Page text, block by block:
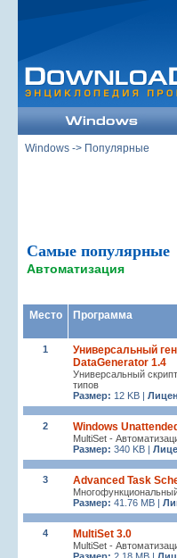
Windows -> Популярные
Самые популярные
Автоматизация
Место Программа
1
Универсальный
DataGenerator 1.4
Универсальный
типов
Размер: 12 KB |
2 Windows
MultiSet -
Размер: 340 KB |
3 Advanced Task
Размер: 41.76 MB |
4 MultiSet 3.0
MultiSet -